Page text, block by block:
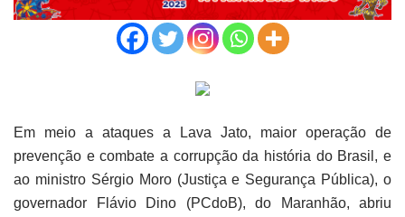
Em meio a ataques a Lava Jato, maior operação de
prevenção e combate a corrupção da história do Brasil, e
ao ministro Sérgio Moro (Justiça e Segurança Pública), o
governador Flávio Dino (PCdoB), do Maranhão, abriu